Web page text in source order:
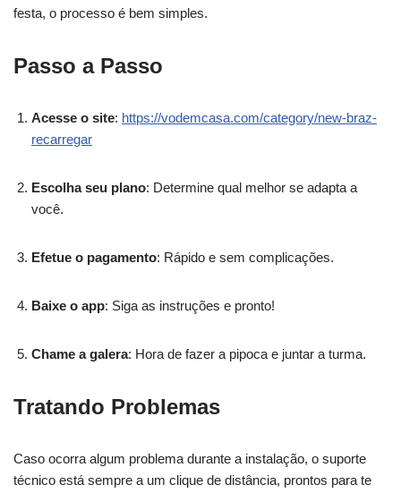
festa, o processo é bem simples.
Passo a Passo
Acesse o site: https://vodemcasa.com/category/new-braz-
recarregar
Escolha seu plano: Determine qual melhor se adapta a
você.
Efetue o pagamento: Rápido e sem complicações.
Baixe o app: Siga as instruções e pronto!
Chame a galera: Hora de fazer a pipoca e juntar a turma.
Tratando Problemas
Caso ocorra algum problema durante a instalação, o suporte
técnico está sempre a um clique de distância, prontos para te